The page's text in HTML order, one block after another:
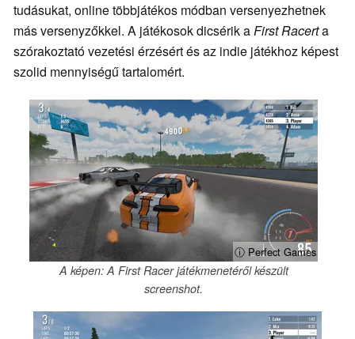
tudásukat, online többjátékos módban versenyezhetnek
más versenyzőkkel. A játékosok dicsérik aFirst Racerta
szórakoztató vezetési érzésért és az indie játékhoz képest
szolid mennyiségű tartalomért.
ⓘ Perfect Games
A képen: A First Racer játékmenetéről készült
screenshot.